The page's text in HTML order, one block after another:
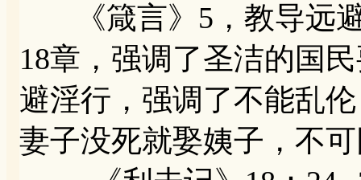
《箴言》5，教导远避
18章，强调了圣洁的国
避淫行，强调了不能乱
妻子没死就娶姨子，不